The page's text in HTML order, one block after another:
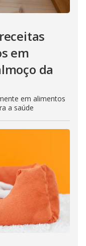
em
da
em alimentos
a saúde